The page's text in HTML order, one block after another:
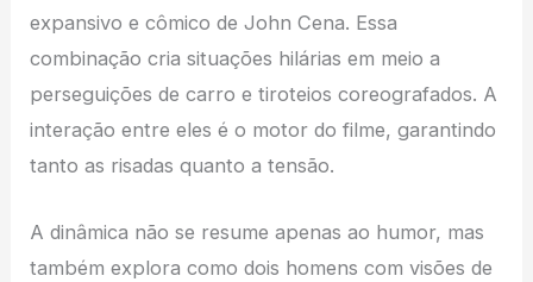
expansivo e cômico de John Cena. Essa
combinação cria situações hilárias em meio a
perseguições de carro e tiroteios coreografados. A
interação entre eles é o motor do filme, garantindo
tanto as risadas quanto a tensão.
A dinâmica não se resume apenas ao humor, mas
também explora como dois homens com visões de